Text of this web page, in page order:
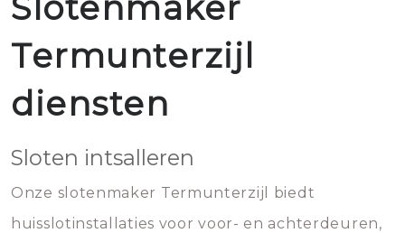
Termunterzijl
diensten
Sloten intsalleren
Onze slotenmaker Termunterzijl biedt
huisslotinstallaties voor voor- en achterdeuren,